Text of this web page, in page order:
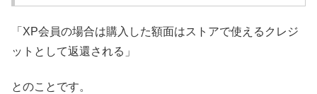
「XP会員の場合は購入した額面はストアで使えるクレジ
ットとして返還される」
とのことです。